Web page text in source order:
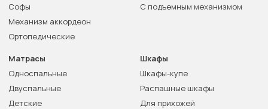
Софы
Механизм аккордеон
Ортопедические
С подъемным механизмом
Матрасы
Односпальные
Двуспальные
Детские
Шкафы
Шкафы-купе
Распашные шкафы
Для прихожей